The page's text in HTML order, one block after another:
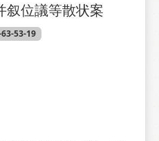
叙位議等散状案
63-53-19